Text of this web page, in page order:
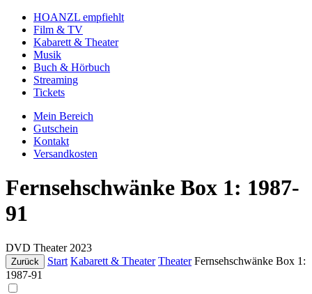
HOANZL empfiehlt
Film & TV
Kabarett & Theater
Musik
Buch & Hörbuch
Streaming
Tickets
Mein Bereich
Gutschein
Kontakt
Versandkosten
Fernsehschwänke Box 1: 1987-
91
DVD Theater 2023
Zurück Start Kabarett & Theater Theater Fernsehschwänke Box 1:
1987-91